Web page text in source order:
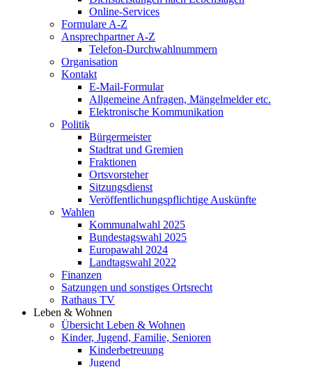
Online-Services
Formulare A-Z
Ansprechpartner A-Z
Telefon-Durchwahlnummern
Organisation
Kontakt
E-Mail-Formular
Allgemeine Anfragen, Mängelmelder etc.
Elektronische Kommunikation
Politik
Bürgermeister
Stadtrat und Gremien
Fraktionen
Ortsvorsteher
Sitzungsdienst
Veröffentlichungspflichtige Auskünfte
Wahlen
Kommunalwahl 2025
Bundestagswahl 2025
Europawahl 2024
Landtagswahl 2022
Finanzen
Satzungen und sonstiges Ortsrecht
Rathaus TV
Leben & Wohnen
Übersicht Leben & Wohnen
Kinder, Jugend, Familie, Senioren
Kinderbetreuung
Jugend